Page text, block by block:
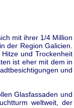
mit ihrer 1/4 Million
der Region Galicien.
und Trockenheit
ist eher mit dem in
und
Glasfassaden und
weltweit, der